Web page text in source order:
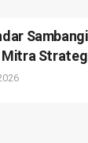
Mitra